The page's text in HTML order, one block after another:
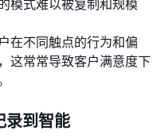
在不同触点的行为和偏
这常常导致客户满意度下
录到智能